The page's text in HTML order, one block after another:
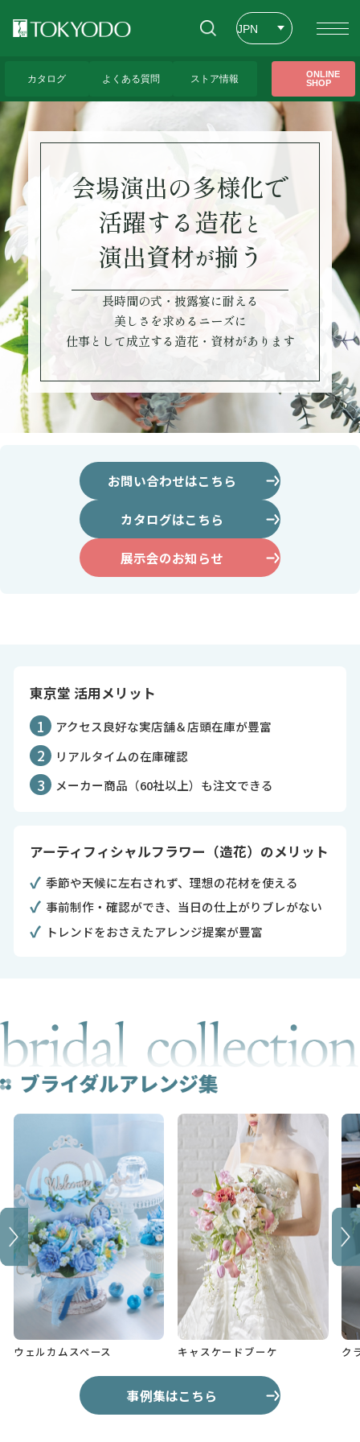
JPN
カタログ よくある質問 ストア情報
ONLINE
SHOP
会場演出の多様化で
活躍する造花 と
演出資材が揃う
長時間の式・披露宴に耐える
美しさを求めるニーズに
仕事として成立する造花・資材があります
お問い合わせはこちら
カタログはこちら
展示会のお知らせ
東京堂 活用メリット
1 アクセス良好な実店舗＆店頭在庫が豊富
2 リアルタイムの在庫確認
3 メーカー商品（60社以上）も注文できる
アーティフィシャルフラワー（造花）のメリット
季節や天候に左右されず、理想の花材を使える
事前制作・確認ができ、当日の仕上がりブレがない
トレンドをおさえたアレンジ提案が豊富
ウェルカムスペース キャスケードブーケ ク
事例集はこちら